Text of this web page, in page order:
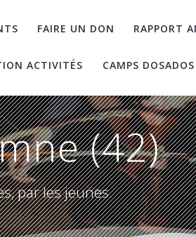
FAIRE UN DON RAPPORT
ACTIVITÉS CAMPS DOSADOS
(42)
par les jeunes.